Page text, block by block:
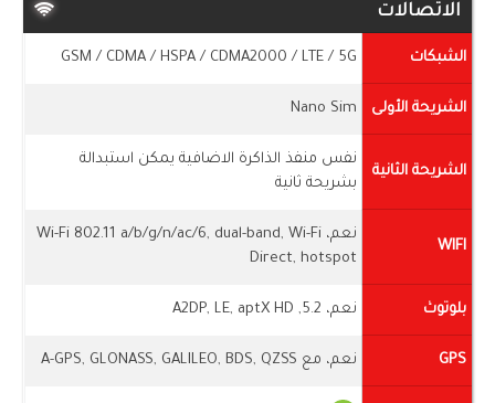
الاتصالات
الشبكات GSM / CDMA / HSPA / CDMA2000 / LTE / 5G
الشريحة الأولى Nano Sim
الشريحة الثانية
نفس منفذ الذاكرة الاضافية يمكن استبدالة
بشريحة ثانية
WIFI
نعم، Wi-Fi 802.11 a/b/g/n/ac/6, dual-band, Wi-Fi
Direct, hotspot
بلوتوث نعم، 5.2, A2DP, LE, aptX HD
GPS نعم، مع A-GPS, GLONASS, GALILEO, BDS, QZSS